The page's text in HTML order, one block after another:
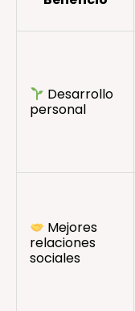
Desarrollo
personal
Mejores
relaciones
sociales